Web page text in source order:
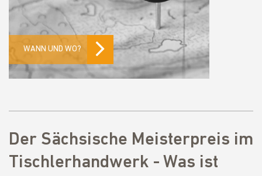
WANN UND WO?
Der Sächsische Meisterpreis im
Tischlerhandwerk - Was ist